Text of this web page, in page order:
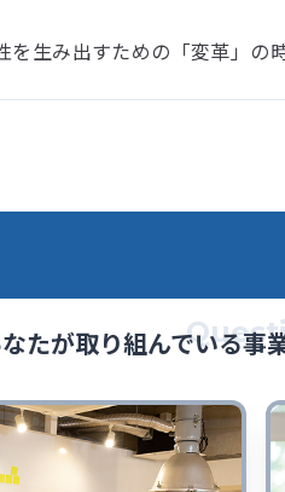
生み出すための「変革」の
たが取り組んでいる事